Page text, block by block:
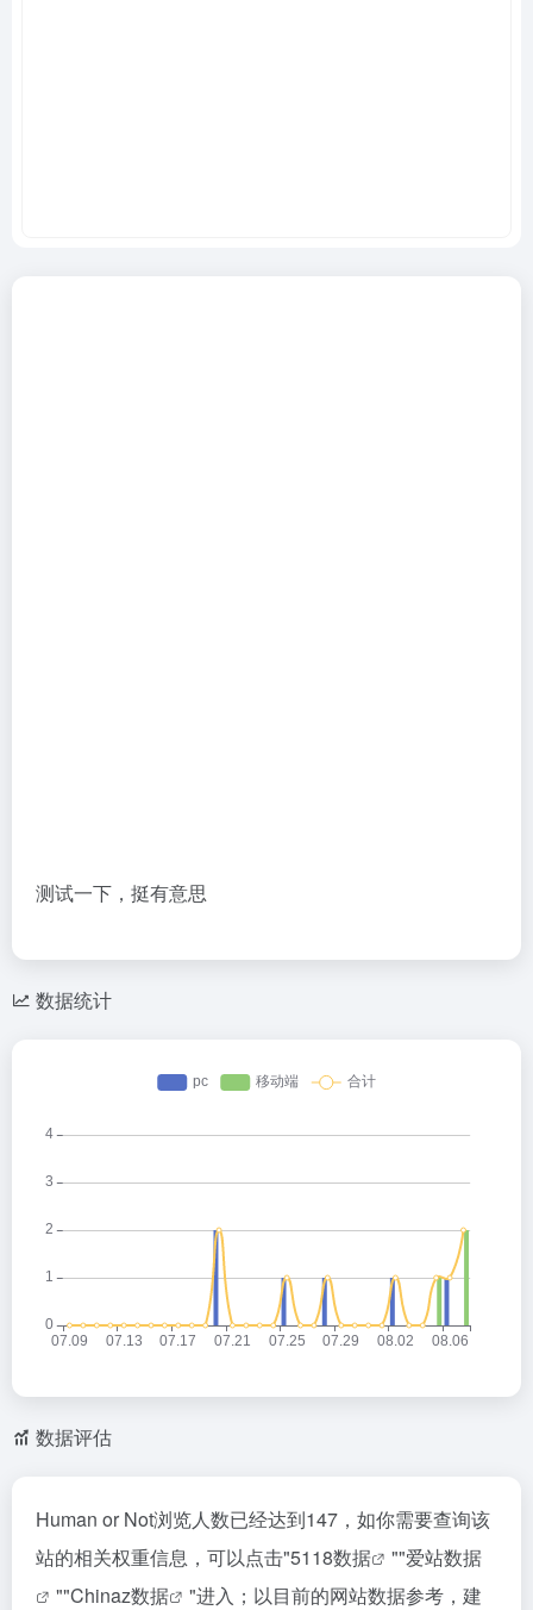
测试一下，挺有意思
数据统计
数据评估
Human or Not浏览人数已经达到147，如你需要查询该
站的相关权重信息，可以点击"5118数据 ""爱站数据
""Chinaz数据
"进入；以目前的网站数据参考，建